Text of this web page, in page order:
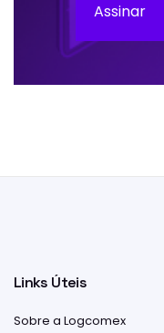
Assinar
Links Úteis
Sobre a Logcomex